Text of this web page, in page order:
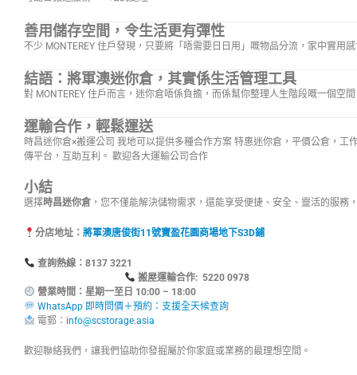
善用儲存空間，令生活更有彈性
不少 MONTEREY 住戶發現，只要將「唔需要日日用」嘅物品分流，家中實用
結語：將軍澳迷你倉，其實係生活管理工具
對 MONTEREY 住戶而言，迷你倉唔係負擔，而係幫你整理人生階段嘅一個空
運輸合作，輕鬆運送
時昌迷你倉×搬運公司 我地可以提供多種合作方案 特惠迷你倉，平價公倉，工
傳平台，互助互利。 歡迎各大運輸公司合作
小結
選擇時昌迷你倉 ，您不僅能解決儲物需求，還能享受便捷、安全、靈活的服務
分店地址： 將軍澳唐俊街11號寶盈花園商場地下S3D鋪
查詢熱線：
搬屋運輸合作: 5220 0978
營業時間：星期一至日 10:00 – 18:00
WhatsApp 即時問價＋預約：支援全天候查詢
電郵： info@scstorage.asia
歡迎聯絡我們，讓我們協助你發掘屬於你家庭或業務的最理想空間。